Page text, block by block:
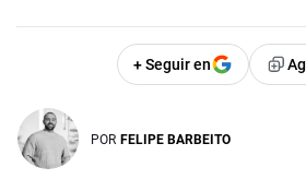
+ Seguir en
POR FELIPE BARBEITO